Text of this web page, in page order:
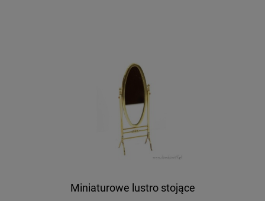
Miniaturowe lustro stojące